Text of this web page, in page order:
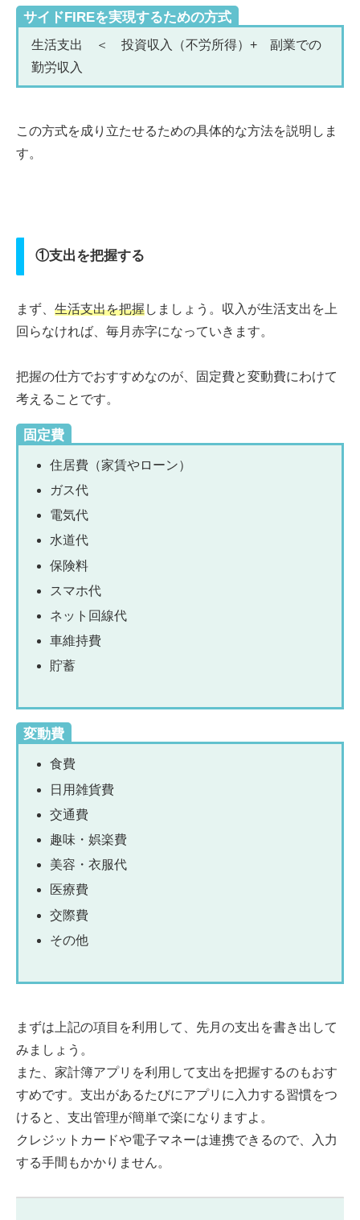
サイドFIREを実現するための方式
生活支出 ＜ 投資収入（不労所得）+ 副業での
勤労収入
この方式を成り立たせるための具体的な方法を説明しま
す。
①支出を把握する
まず、 生活支出を把握しましょう。収入が生活支出を上
回らなければ、毎月赤字になっていきます。
把握の仕方でおすすめなのが、固定費と変動費にわけて
考えることです。
固定費
住居費（家賃やローン）
ガス代
電気代
水道代
保険料
スマホ代
ネット回線代
車維持費
貯蓄
変動費
食費
日用雑貨費
交通費
趣味・娯楽費
美容・衣服代
医療費
交際費
その他
まずは上記の項目を利用して、先月の支出を書き出して
みましょう。
また、家計簿アプリを利用して支出を把握するのもおす
すめです。支出があるたびにアプリに入力する習慣をつ
けると、支出管理が簡単で楽になりますよ。
クレジットカードや電子マネーは連携できるので、入力
する手間もかかりません。